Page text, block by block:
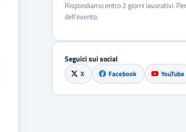
Rispondiamo entro 2 giorni lavorativi.
dell'evento.
Seguici sui social
X Facebook YouTube